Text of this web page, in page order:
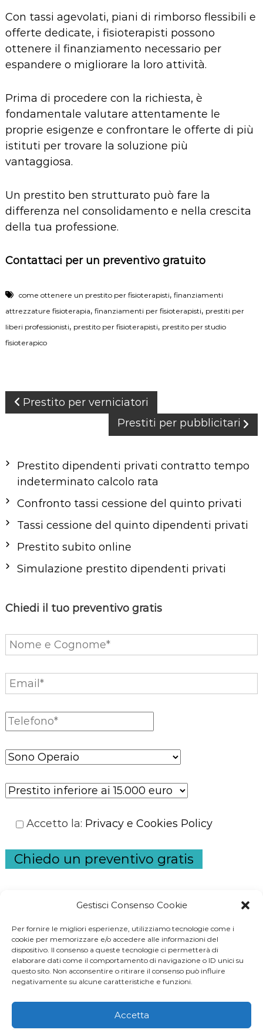
Gestisci Consenso Cookie
Per fornire le migliori esperienze, utilizziamo tecnologie come i
cookie per memorizzare e/o accedere alle informazioni del
dispositivo. Il consenso a queste tecnologie ci permetterà di
elaborare dati come il comportamento di navigazione o ID unici su
questo sito. Non acconsentire o ritirare il consenso può influire
negativamente su alcune caratteristiche e funzioni.
Accetta
Con tassi agevolati, piani di rimborso flessibili e
offerte dedicate, i fisioterapisti possono
ottenere il finanziamento necessario per
espandere o migliorare la loro attività.
Prima di procedere con la richiesta, è
fondamentale valutare attentamente le
proprie esigenze e confrontare le offerte di più
istituti per trovare la soluzione più
vantaggiosa.
Un prestito ben strutturato può fare la
differenza nel consolidamento e nella crescita
della tua professione.
Contattaci per un preventivo gratuito
come ottenere un prestito per fisioterapisti, finanziamenti
attrezzature fisioterapia, finanziamenti per fisioterapisti, prestiti per
liberi professionisti, prestito per fisioterapisti, prestito per studio
fisioterapico
a
g
o
n
a
t
c
o
Prestito per verniciatori
Prestiti per pubblicitari
Prestito dipendenti privati contratto tempo
indeterminato calcolo rata
Confronto tassi cessione del quinto privati
Tassi cessione del quinto dipendenti privati
Prestito subito online
Simulazione prestito dipendenti privati
Chiedi il tuo preventivo gratis
Accetto la: Privacy e Cookies Policy
Chiedo un preventivo gratis